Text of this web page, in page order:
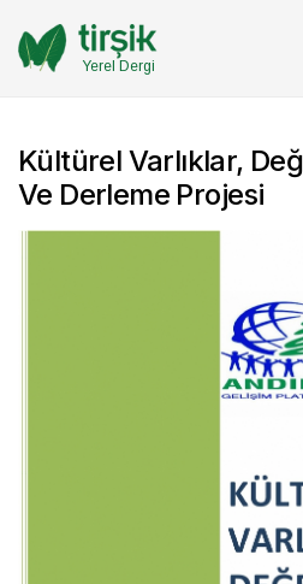
Yerel Dergi
Kültürel Varlıklar,
Ve Derleme Projesi